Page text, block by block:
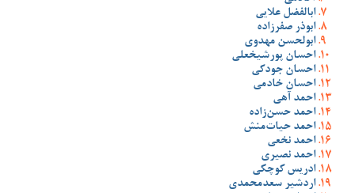
ابالفضل علایی
ابوذر صفرزاده
ابولحسن مهدوی
احسان پورشیخعلی
احسان جودکی
احسان خادمی
احمد آهی
احمد حسن‌زاده
احمد حیات‌منش
احمد نخعی
احمد نصیری
ادریس کوچکی
اردشیر سعدمحمدی